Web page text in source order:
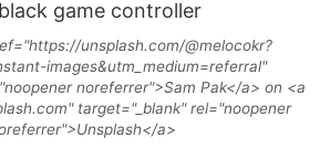
unsplash.com/@melocokr?
images&utm_medium=referral"
noreferrer">Sam Pak</a> on <a
target="_blank" rel="noopener
a>